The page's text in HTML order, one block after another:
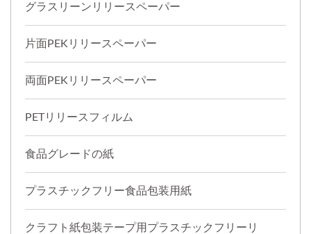
グラスリーンリリースペーパー
片面PEKリリースペーパー
両面PEKリリースペーパー
PETリリースフィルム
食品グレードの紙
プラスチックフリー食品包装用紙
クラフト紙包装テープ用プラスチックフリーリ